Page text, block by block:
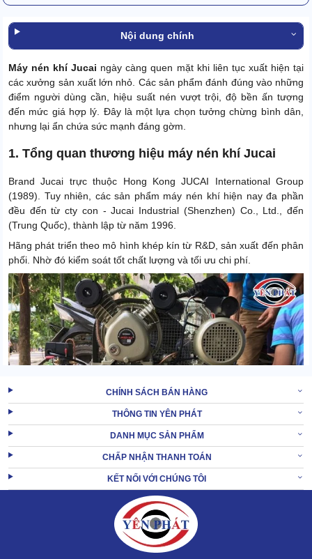
Nội dung chính
Máy nén khí Jucai ngày càng quen mặt khi liên tục xuất hiện tại
các xưởng sản xuất lớn nhỏ. Các sản phẩm đánh đúng vào những
điểm người dùng cần, hiệu suất nén vượt trội, độ bền ấn tượng
đến mức giá hợp lý. Đây là một lựa chọn tưởng chừng bình dân,
nhưng lại ẩn chứa sức mạnh đáng gờm.
1. Tổng quan thương hiệu máy nén khí Jucai
Brand Jucai trực thuộc Hong Kong JUCAI International Group
(1989). Tuy nhiên, các sản phẩm máy nén khí hiện nay đa phần
đều đến từ cty con - Jucai Industrial (Shenzhen) Co., Ltd., đến
(Trung Quốc), thành lập từ năm 1996.
Hãng phát triển theo mô hình khép kín từ R&D, sản xuất đến phân
phối. Nhờ đó kiểm soát tốt chất lượng và tối ưu chi phí.
Jucai tập trung vào các dòng chủ lực như máy nén khí piston, máy
nén khí trục vít, máy nén khí không dầu, cùng hệ thống thiết bị xử
CHÍNH SÁCH BÁN HÀNG
THÔNG TIN YÊN PHÁT
DANH MỤC SẢN PHẨM
CHẤP NHẬN THANH TOÁN
KẾT NỐI VỚI CHÚNG TÔI